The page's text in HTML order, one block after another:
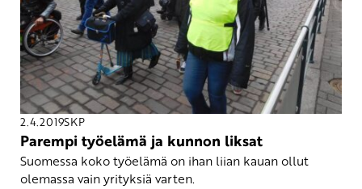
2.4.2019SKP
Parempi työelämä ja kunnon liksat
Suomessa koko työelämä on ihan liian kauan ollut
olemassa vain yrityksiä varten.